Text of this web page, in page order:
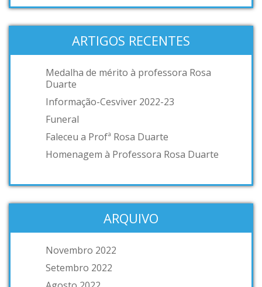
ARTIGOS RECENTES
Medalha de mérito à professora Rosa
Duarte
Informação-Cesviver 2022-23
Funeral
Faleceu a Profª Rosa Duarte
Homenagem à Professora Rosa Duarte
ARQUIVO
Novembro 2022
Setembro 2022